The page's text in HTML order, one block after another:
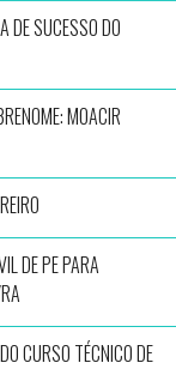
DE SUCESSO DO
MOACIR
DE PE PARA
CURSO TÉCNICO DE